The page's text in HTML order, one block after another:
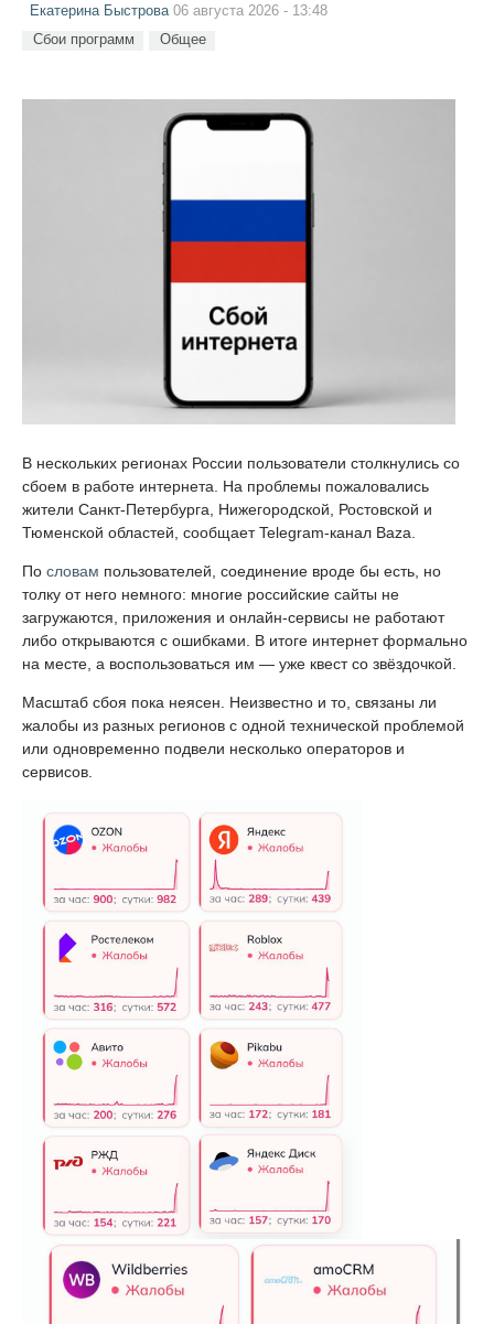
Екатерина Быстрова06 августа 2026 - 13:48
Сбои программ Общее
В нескольких регионах России пользователи столкнулись со
сбоем в работе интернета. На проблемы пожаловались
жители Санкт-Петербурга, Нижегородской, Ростовской и
Тюменской областей, сообщает Telegram-канал Baza.
По словам пользователей, соединение вроде бы есть, но
толку от него немного: многие российские сайты не
загружаются, приложения и онлайн-сервисы не работают
либо открываются с ошибками. В итоге интернет формально
на месте, а воспользоваться им — уже квест со звёздочкой.
Масштаб сбоя пока неясен. Неизвестно и то, связаны ли
жалобы из разных регионов с одной технической проблемой
или одновременно подвели несколько операторов и
сервисов.